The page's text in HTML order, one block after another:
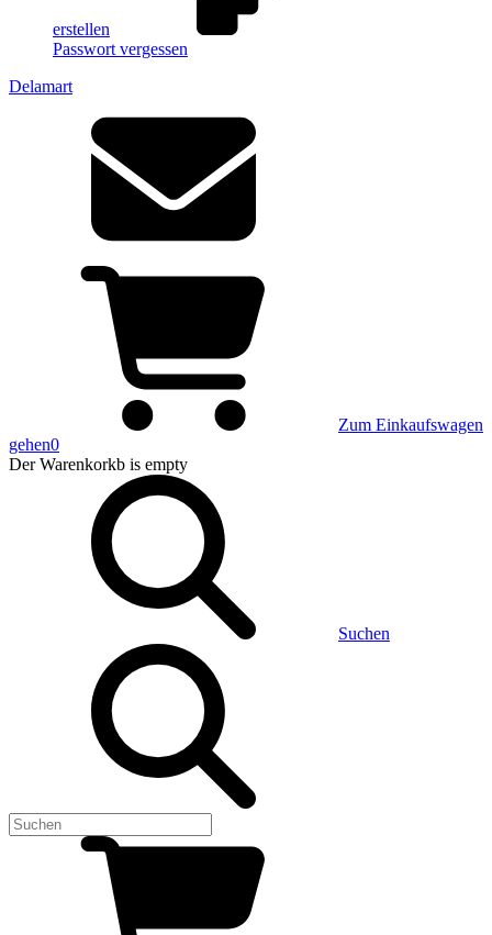
erstellen
Passwort vergessen
Delamart
Zum Einkaufswagen
gehen0
Der Warenkorkb is empty
Suchen